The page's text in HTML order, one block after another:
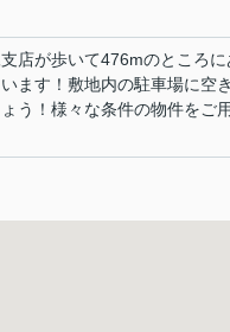
店が歩いて476mのところ
ます！敷地内の駐車場に空
う！様々な条件の物件をご